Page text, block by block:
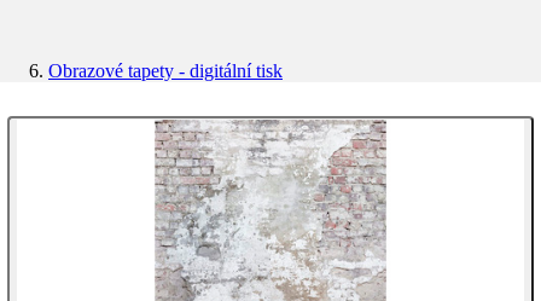
Obrazové tapety - digitální tisk